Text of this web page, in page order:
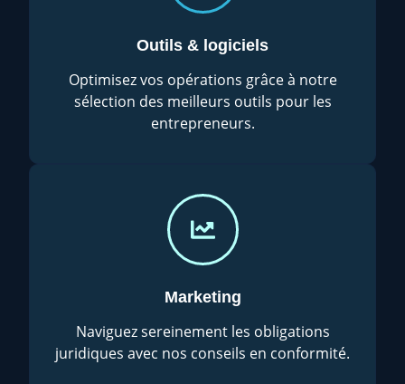
Outils & logiciels
Optimisez vos opérations grâce à notre
sélection des meilleurs outils pour les
entrepreneurs.
Marketing
Naviguez sereinement les obligations
juridiques avec nos conseils en conformité.